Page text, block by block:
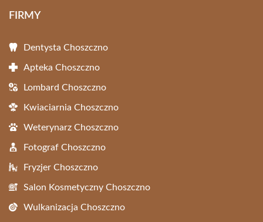
FIRMY
Dentysta Choszczno
Apteka Choszczno
Lombard Choszczno
Kwiaciarnia Choszczno
Weterynarz Choszczno
Fotograf Choszczno
Fryzjer Choszczno
Salon Kosmetyczny Choszczno
Wulkanizacja Choszczno